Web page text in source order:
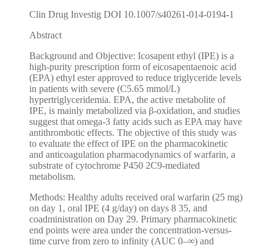
Clin Drug Investig DOI 10.1007/s40261-014-0194-1
Abstract
Background and Objective: Icosapent ethyl (IPE) is a
high-purity prescription form of eicosapentaenoic acid
(EPA) ethyl ester approved to reduce triglyceride levels
in patients with severe (C5.65 mmol/L)
hypertriglyceridemia. EPA, the active metabolite of
IPE, is mainly metabolized via β-oxidation, and studies
suggest that omega-3 fatty acids such as EPA may have
antithrombotic effects. The objective of this study was
to evaluate the effect of IPE on the pharmacokinetic
and anticoagulation pharmacodynamics of warfarin, a
substrate of cytochrome P450 2C9-mediated
metabolism.
Methods: Healthy adults received oral warfarin (25 mg)
on day 1, oral IPE (4 g/day) on days 8 35, and
coadministration on Day 29. Primary pharmacokinetic
end points were area under the concentration-versus-
time curve from zero to infinity (AUC 0–∞) and